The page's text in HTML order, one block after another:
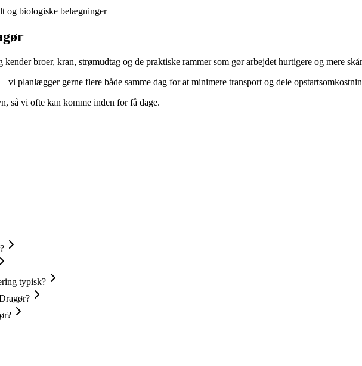
og biologiske belægninger
broer, kran, strømudtag og de praktiske rammer som gør arbejdet hurtigere og mere
planlægger gerne flere både samme dag for at minimere transport og dele
så vi ofte kan komme inden for få dage.
typisk?